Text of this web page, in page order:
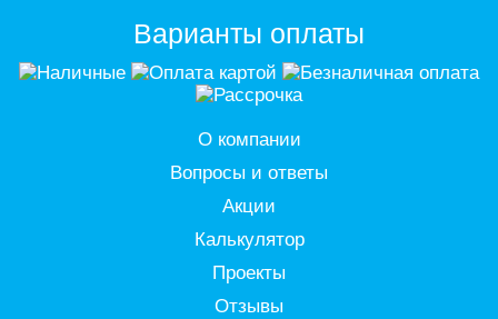
Варианты оплаты
О компании
Вопросы и ответы
Акции
Калькулятор
Проекты
Отзывы